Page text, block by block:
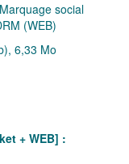
social
(WEB)
6,33 Mo
+ WEB] :